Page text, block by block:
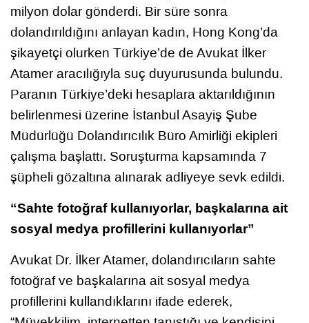
milyon dolar gönderdi. Bir süre sonra
dolandırıldığını anlayan kadın, Hong Kong’da
şikayetçi olurken Türkiye’de de Avukat İlker
Atamer aracılığıyla suç duyurusunda bulundu.
Paranın Türkiye’deki hesaplara aktarıldığının
belirlenmesi üzerine İstanbul Asayiş Şube
Müdürlüğü Dolandırıcılık Büro Amirliği ekipleri
çalışma başlattı. Soruşturma kapsamında 7
şüpheli gözaltına alınarak adliyeye sevk edildi.
“Sahte fotoğraf kullanıyorlar, başkalarına ait
sosyal medya profillerini kullanıyorlar”
Avukat Dr. İlker Atamer, dolandırıcıların sahte
fotoğraf ve başkalarına ait sosyal medya
profillerini kullandıklarını ifade ederek,